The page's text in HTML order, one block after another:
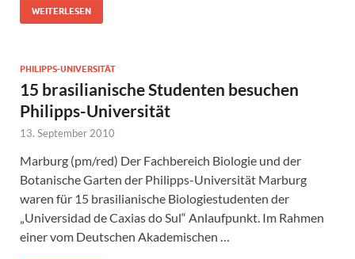
WEITERLESEN
PHILIPPS-UNIVERSITÄT
15 brasilianische Studenten besuchen
Philipps-Universität
13. September 2010
Marburg (pm/red) Der Fachbereich Biologie und der
Botanische Garten der Philipps-Universität Marburg
waren für 15 brasilianische Biologiestudenten der
„Universidad de Caxias do Sul“ Anlaufpunkt. Im Rahmen
einer vom Deutschen Akademischen …